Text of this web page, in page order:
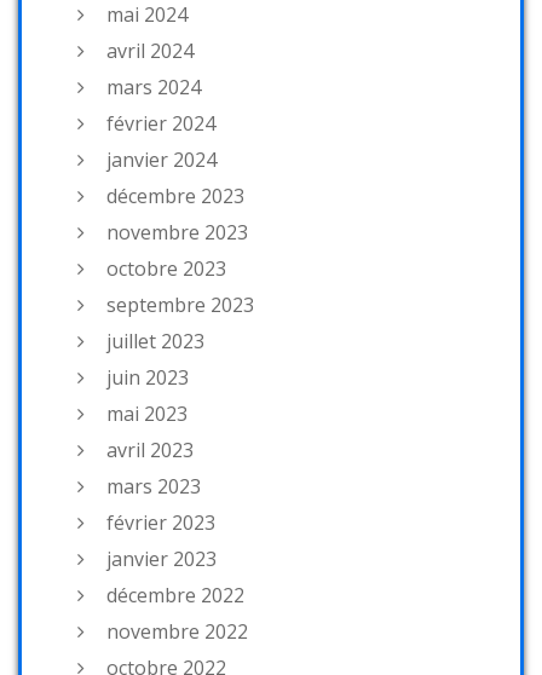
mai 2024
avril 2024
mars 2024
février 2024
janvier 2024
décembre 2023
novembre 2023
octobre 2023
septembre 2023
juillet 2023
juin 2023
mai 2023
avril 2023
mars 2023
février 2023
janvier 2023
décembre 2022
novembre 2022
octobre 2022